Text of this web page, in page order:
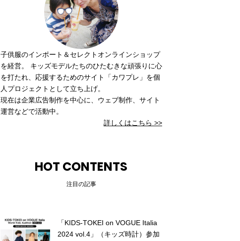
子供服のインポート＆セレクトオンラインショップ
を経営。 キッズモデルたちのひたむきな頑張りに心
を打たれ、応援するためのサイト「カワプレ」を個
人プロジェクトとして立ち上げ。
現在は企業広告制作を中心に、ウェブ制作、サイト
運営などで活動中。
詳しくはこちら >>
HOT CONTENTS
注目の記事
「KIDS-TOKEI on VOGUE Italia
2024 vol.4」（キッズ時計）参加